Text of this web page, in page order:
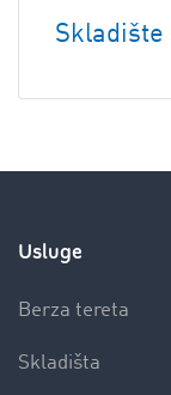
Skladište
Usluge
Berza tereta
Skladišta